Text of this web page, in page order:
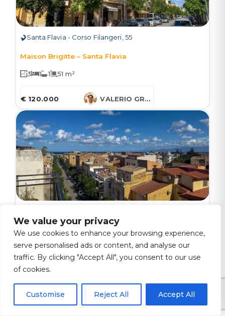
We value your privacy
We use cookies to enhance your browsing experience,
serve personalised ads or content, and analyse our
traffic. By clicking "Accept All", you consent to our use
of cookies.
Customise Reject All Accept All
Santa Flavia - Corso Filangeri, 55
Maison Brigitte – Santa Flavia
3 1 1 51 m²
€ 120.000 VALERIO GRUESSNER
Casa Colibrì – Santa Flavia
3 1 1 51 m²
€ 160.000